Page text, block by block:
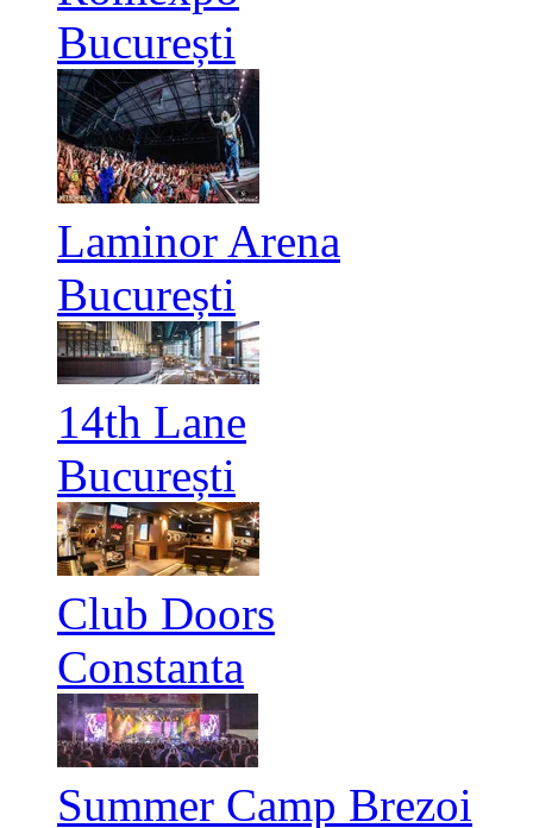
București
Laminor Arena
București
14th Lane
București
Club Doors
Constanta
Summer Camp Brezoi